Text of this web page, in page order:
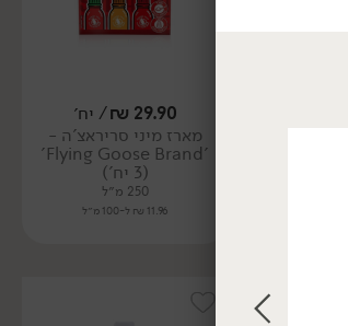
29.90
₪/ יח׳
מארז מיני סריראצ'ה -
'Flying Goose Brand'
(3 יח')
250 מ״ל
11.96 ₪ ל-100 מ״ל